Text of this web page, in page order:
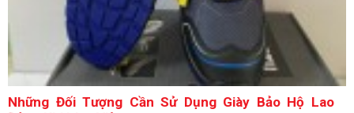
Những Đối Tượng Cần Sử Dụng Giày Bảo Hộ Lao